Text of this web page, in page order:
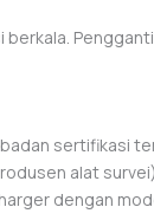
berkala.
sertifikasi
alat
dengan